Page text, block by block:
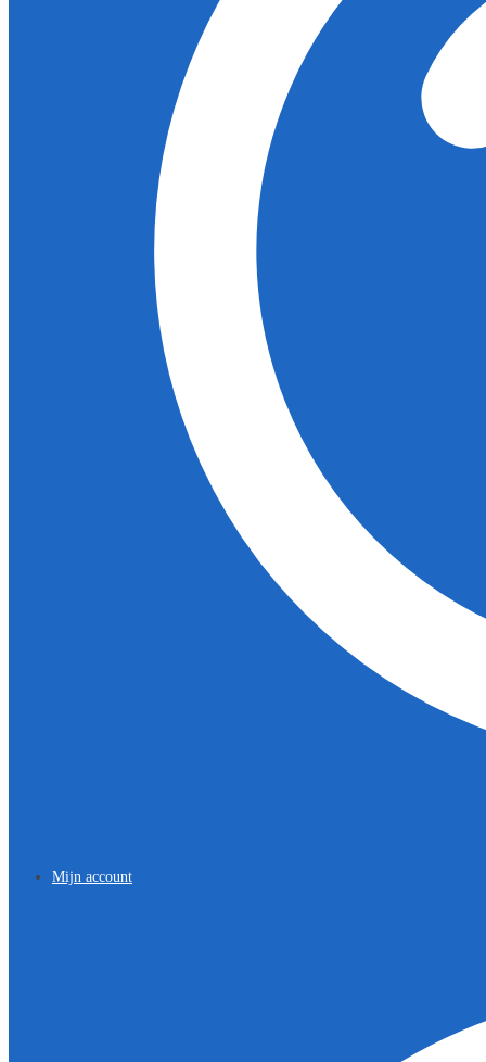
Mijn account